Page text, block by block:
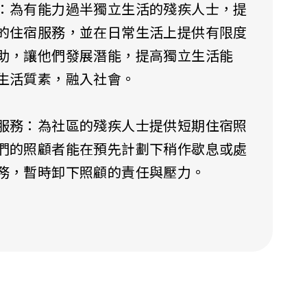
為有能力過半獨立生活的殘疾人士，提
住宿服務，並在日常生活上提供有限度
，讓他們發展潛能，提高獨立生活能
活質素，融入社會。
務：為社區的殘疾人士提供短期住宿照
的照顧者能在預先計劃下稍作歇息或處
，暫時卸下照顧的責任與壓力。